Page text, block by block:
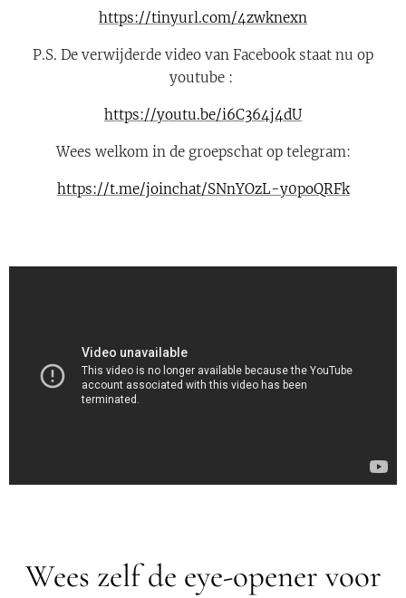
https://tinyurl.com/4zwknexn
P.S. De verwijderde video van Facebook staat nu op
youtube :
https://youtu.be/i6C364j4dU
Wees welkom in de groepschat op telegram:
https://t.me/joinchat/SNnYOzL-y0poQRFk
Wees zelf de eye-opener voor